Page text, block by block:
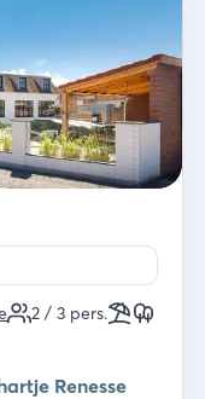
2 / 3 pers.
Renesse